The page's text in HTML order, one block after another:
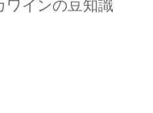
ワインの豆知識